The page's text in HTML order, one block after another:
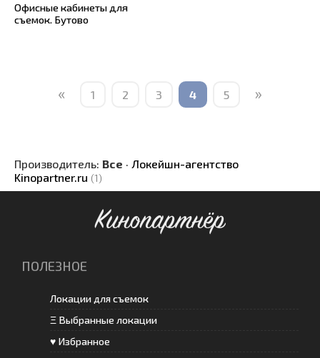
Офисные кабинеты для
съемок. Бутово
« 1 2 3 4 5 »
Производитель: Все · Локейшн-агентство
Kinopartner.ru (1)
Кинопартнёр
ПОЛЕЗНОЕ
Локации для съемок
Ξ Выбранные локации
♥ Избранное